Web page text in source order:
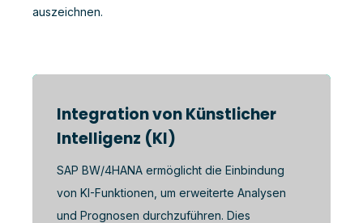
auszeichnen.
Integration von Künstlicher
Intelligenz (KI)
SAP BW/4HANA ermöglicht die Einbindung
von KI-Funktionen, um erweiterte Analysen
und Prognosen durchzuführen. Dies